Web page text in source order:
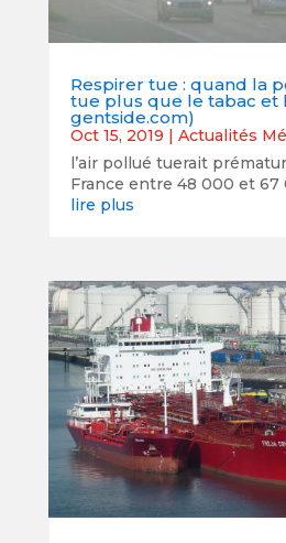
Respirer tue : quand la
tue plus que le tabac et
gentside.com)
Oct 15, 2019 | Actualités
l’air pollué tuerait
France entre 48 000 et
lire plus